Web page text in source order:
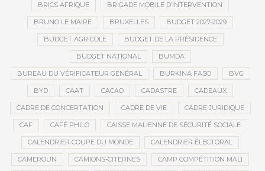
BRICS AFRIQUE BRIGADE MOBILE D’INTERVENTION
BRUNO LE MAIRE BRUXELLES BUDGET 2027-2029
BUDGET AGRICOLE BUDGET DE LA PRÉSIDENCE
BUDGET NATIONAL BUMDA
BUREAU DU VÉRIFICATEUR GÉNÉRAL BURKINA FASO BVG
BYD CAAT CACAO CADASTRE CADEAUX
CADRE DE CONCERTATION CADRE DE VIE CADRE JURIDIQUE
CAF CAFÉ PHILO CAISSE MALIENNE DE SÉCURITÉ SOCIALE
CALENDRIER COUPE DU MONDE CALENDRIER ÉLECTORAL
CAMEROUN CAMIONS-CITERNES CAMP COMPÉTITION MALI